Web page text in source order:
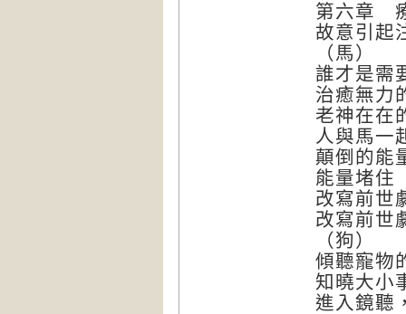
第六章
故意引起
（馬）
誰才是需
治癒無力
老神在在
人與馬一
顛倒的能
能量堵住
改寫前世
改寫前世
（狗）
傾聽寵物
知曉大小
進入鏡聽